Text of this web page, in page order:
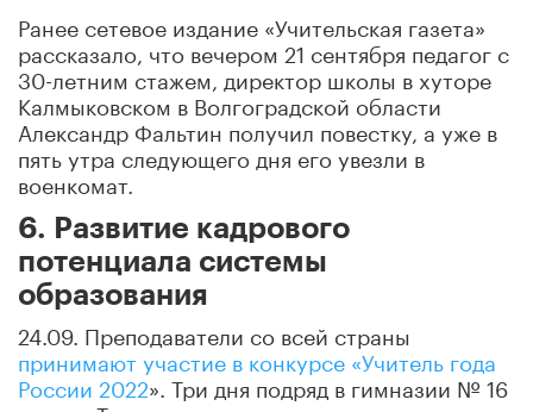
Ранее сетевое издание «Учительская газета»
рассказало, что вечером 21 сентября педагог с
30-летним стажем, директор школы в хуторе
Калмыковском в Волгоградской области
Александр Фальтин получил повестку, а уже в
пять утра следующего дня его увезли в
военкомат.
6. Развитие кадрового
потенциала системы
образования
24.09. Преподаватели со всей страны
принимают участие в конкурсе «Учитель года
России 2022». Три дня подряд в гимназии № 16